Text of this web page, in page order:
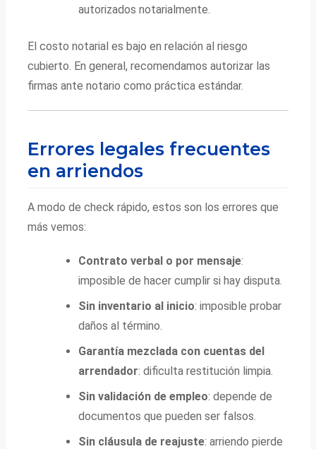
autorizados notarialmente.
El costo notarial es bajo en relación al riesgo
cubierto. En general, recomendamos autorizar las
firmas ante notario como práctica estándar.
Errores legales frecuentes
en arriendos
A modo de check rápido, estos son los errores que
más vemos:
Contrato verbal o por mensaje:
imposible de hacer cumplir si hay disputa.
Sin inventario al inicio: imposible probar
daños al término.
Garantía mezclada con cuentas del
arrendador: dificulta restitución limpia.
Sin validación de empleo: depende de
documentos que pueden ser falsos.
Sin cláusula de reajuste: arriendo pierde